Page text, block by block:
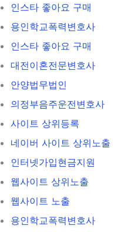
인스타 좋아요 구매
용인학교폭력변호사
인스타 좋아요 구매
대전이혼전문변호사
안양법무법인
의정부음주운전변호사
사이트 상위등록
네이버 사이트 상위노출
인터넷가입현금지원
웹사이트 상위노출
웹사이트 노출
용인학교폭력변호사